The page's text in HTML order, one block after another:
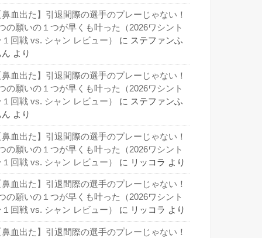
鼻血出た】引退間際の選手のプレーじゃない！
の願いの１つが早くも叶った（2026ワシント
１回戦 vs. シャン レビュー）
に ステファンふ
ん より
鼻血出た】引退間際の選手のプレーじゃない！
の願いの１つが早くも叶った（2026ワシント
１回戦 vs. シャン レビュー）
に ステファンふ
ん より
鼻血出た】引退間際の選手のプレーじゃない！
の願いの１つが早くも叶った（2026ワシント
１回戦 vs. シャン レビュー）
に リッコラ より
鼻血出た】引退間際の選手のプレーじゃない！
の願いの１つが早くも叶った（2026ワシント
１回戦 vs. シャン レビュー）
に リッコラ より
鼻血出た】引退間際の選手のプレーじゃない！